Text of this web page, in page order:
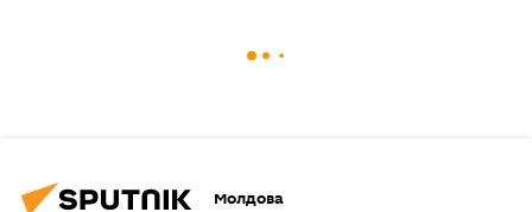
Молдова